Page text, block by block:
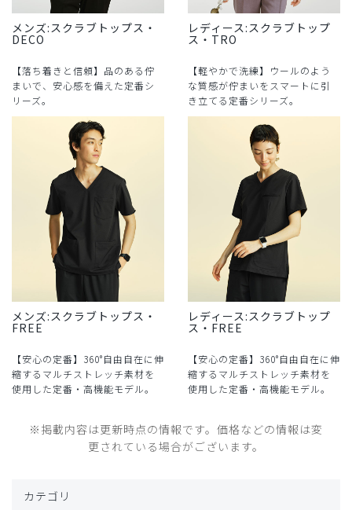
メンズ:スクラブトップス・
DECO
【落ち着きと信頼】品のある佇
まいで、安心感を備えた定番シ
リーズ。
レディース:スクラブトップ
ス・TRO
【軽やかで洗練】ウールのよう
な質感が佇まいをスマートに引
き立てる定番シリーズ。
メンズ:スクラブトップス・
FREE
【安心の定番】360°自由自在に伸
縮するマルチストレッチ素材を
使用した定番・高機能モデル。
レディース:スクラブトップ
ス・FREE
【安心の定番】360°自由自在に伸
縮するマルチストレッチ素材を
使用した定番・高機能モデル。
※掲載内容は更新時点の情報です。価格などの情報は変
更されている場合がございます。
カテゴリ